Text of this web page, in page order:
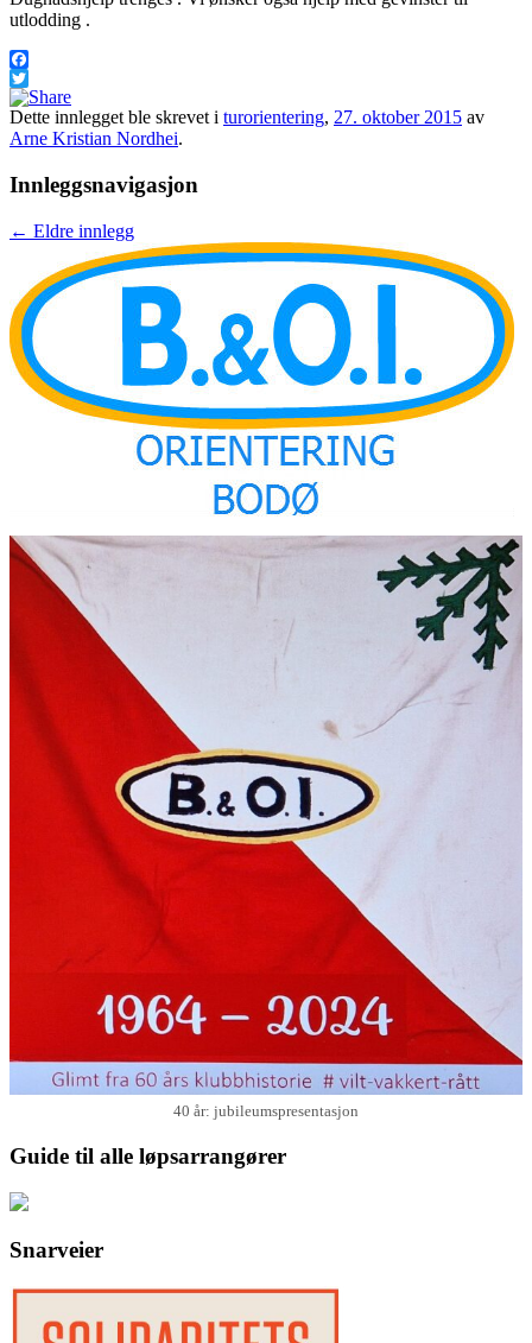
utlodding .
Facebook
Twitter
Dette innlegget ble skrevet i turorientering, 27. oktober 2015 av
Arne Kristian Nordhei.
Innleggsnavigasjon
← Eldre innlegg
40 år: jubileumspresentasjon
Guide til alle løpsarrangører
Snarveier